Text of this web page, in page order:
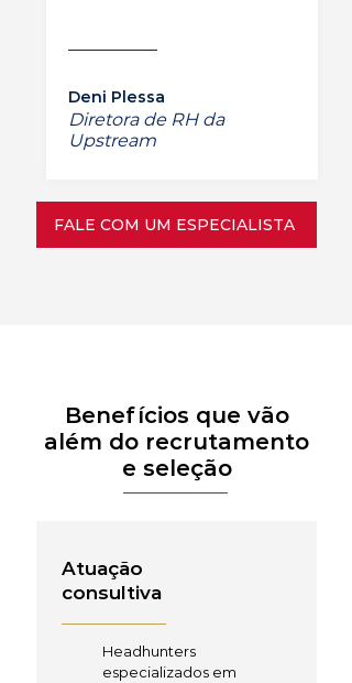
Deni Plessa
Diretora de RH da
Upstream
FALE COM UM ESPECIALISTA
Benefícios que vão
além do recrutamento
e seleção
Atuação
consultiva
Headhunters
especializados em